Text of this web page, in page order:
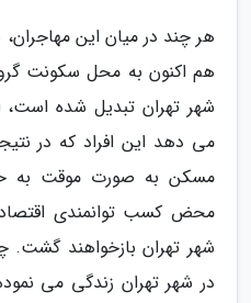
هر چند در میان این
هم اکنون به محل سکونت
شهر تهران تبدیل شده
می دهد این افراد که در
مسکن به صورت موقت به
محض کسب توانمندی
شهر تهران بازخواهند گشت.
در شهر تهران زندگی می